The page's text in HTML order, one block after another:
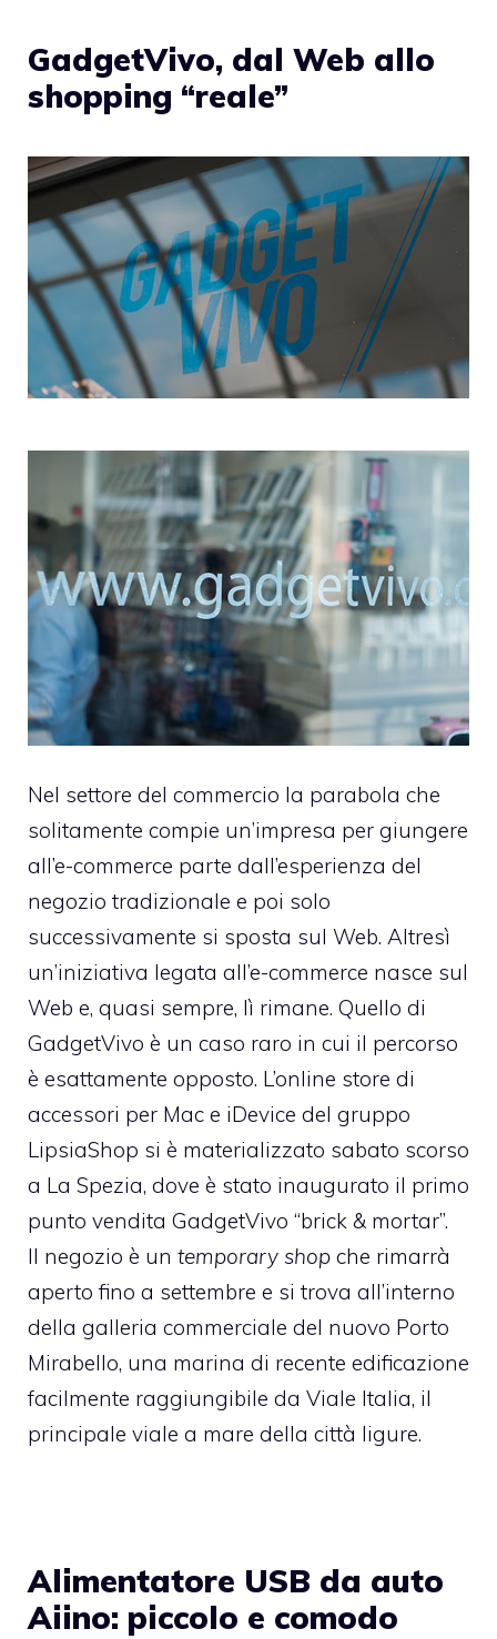
GadgetVivo, dal Web allo
shopping “reale”
Nel settore del commercio la parabola che
solitamente compie un’impresa per giungere
all’e-commerce parte dall’esperienza del
negozio tradizionale e poi solo
successivamente si sposta sul Web. Altresì
un’iniziativa legata all’e-commerce nasce sul
Web e, quasi sempre, lì rimane. Quello di
GadgetVivo è un caso raro in cui il percorso
è esattamente opposto. L’online store di
accessori per Mac e iDevice del gruppo
LipsiaShop si è materializzato sabato scorso
a La Spezia, dove è stato inaugurato il primo
punto vendita GadgetVivo “brick & mortar”.
Il negozio è un temporary shop che rimarrà
aperto fino a settembre e si trova all’interno
della galleria commerciale del nuovo Porto
Mirabello, una marina di recente edificazione
facilmente raggiungibile da Viale Italia, il
principale viale a mare della città ligure.
Alimentatore USB da auto
Aiino: piccolo e comodo